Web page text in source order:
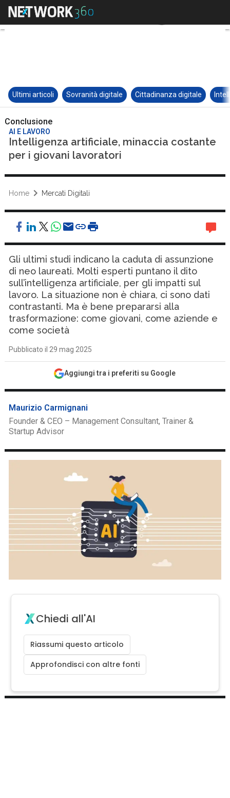
Ultimi articoli Sovranità digitale Cittadinanza digitale
Conclusione
AI E LAVORO
Intelligenza artificiale, minaccia costante
per i giovani lavoratori
Home Mercati Digitali
Gli ultimi studi indicano la caduta di assunzione
di neo laureati. Molti esperti puntano il dito
sull’intelligenza artificiale, per gli impatti sul
lavoro. La situazione non è chiara, ci sono dati
contrastanti. Ma è bene prepararsi alla
trasformazione: come giovani, come aziende e
come società
Pubblicato il 29 mag 2025
Aggiungi tra i preferiti su Google
Maurizio Carmignani
Founder & CEO – Management Consultant, Trainer &
Startup Advisor
Chiedi all'AI
Riassumi questo articolo
Approfondisci con altre fonti